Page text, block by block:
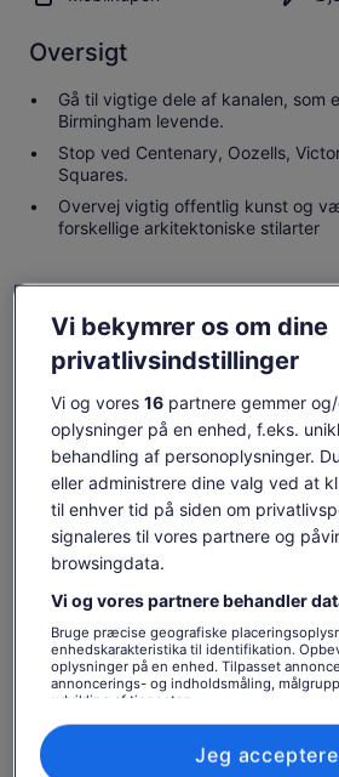
GetYourGuide
Oversigt
Gå til vigtige dele af kanalen, som
Birmingham levende.
Stop ved Centenary, Oozells,
Squares.
Overvej vigtig offentlig kunst og
forskellige arkitektoniske stilarter
Tjek
Ændr
datoer
tor. 13. aug. fre. 14. aug.
-
lør. 15. aug.
131 kr.
Prisen
er
131 kr.
voksen
131 kr.
pr. voksen
Indholdet på denne side kan
Se originalteksten (på engelsk)
Giv os feedback om
Hvad er
er ikke
Vi bekymrer os om dine
privatlivsindstillinger
Vi og vores 16partnere gemmer
oplysninger på en enhed, f.eks.
behandling af personoplysninger.
eller administrere dine valg ved at
til enhver tid på siden om
signaleres til vores partnere og
browsingdata.
Vi og vores partnere behandler
Bruge præcise geografiske
enhedskarakteristika til identifikation.
oplysninger på en enhed. Tilpasset
annoncerings- og indholdsmåling,
udvikling af tjenester.
Liste over partnere (leverandører)
Jeg